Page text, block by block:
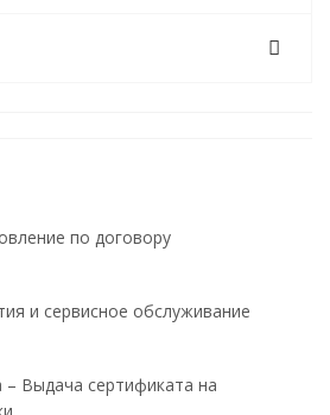
по договору
и сервисное обслуживание
– Выдача сертификата на